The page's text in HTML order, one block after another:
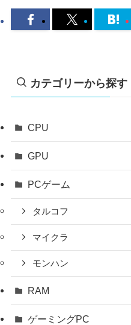
カテゴリーから探す
CPU
GPU
PCゲーム
タルコフ
マイクラ
モンハン
RAM
ゲーミングPC